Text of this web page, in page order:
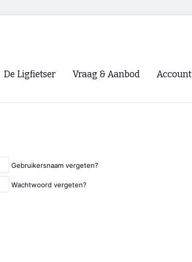
De Ligfietser
Fietsverenigingen
Vraag & Aanbod Account
Gebruikersnaam vergeten?
Wachtwoord vergeten?